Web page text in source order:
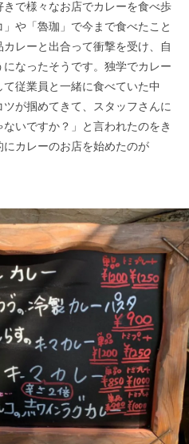
で様々なお店でカレーを食べ歩
や「魯珈」で今まで食べたこと
レーと出合って衝撃を受け、自
なったそうです。独学でカレー
従業員と一緒に食べていた中
が掴めてきて、スタッフさんに
ないですか？」と言われたのをき
カレーのお店を始めたのが